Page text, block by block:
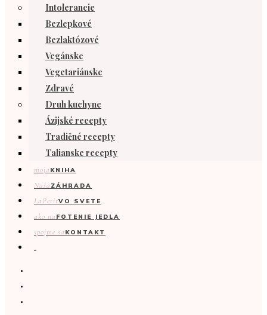
Intolerancie
Bezlepkové
Bezlaktózové
Vegánske
Vegetariánske
Zdravé
Druh kuchyne
Ázijské recepty
Tradičné recepty
Talianske recepty
moja KNIHA
Naša ZÁHRADA
LaPetitVO SVETE
ako na FOTENIE JEDLA
spojme sa KONTAKT